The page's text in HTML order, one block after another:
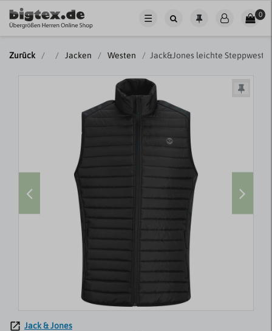
☰ 0
Zurück Jacken Westen Jack&Jones leichte
Jack & Jones